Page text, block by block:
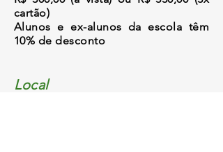
cartão)
Alunos e ex-alunos da escola têm
10% de desconto
Local